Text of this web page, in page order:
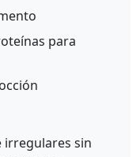
para
irregulares sin